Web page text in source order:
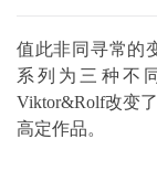
值此非同寻常的
系列为三种不
Viktor&Rolf改变
高定作品。